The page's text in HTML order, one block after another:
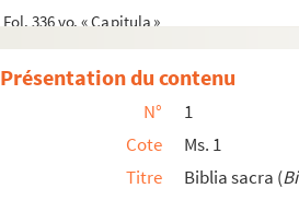
Fol. 336 vo. « Capitula »
Fol. 336 vo. Evangelium Johannis
Fol. 342. « Prefatio in Actus apostolorum.
Fol. 342 vo. « Actus apostolorum »
Fol. 353. « Prologus septem epistolarum
Présentation du contenu
N°
1
Cote
Ms. 1
Titre
Biblia sacra (